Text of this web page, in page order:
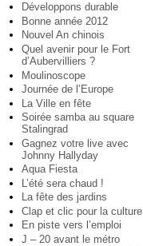
Développons durable
Bonne année 2012
Nouvel An chinois
Quel avenir pour le Fort
d’Aubervilliers ?
Moulinoscope
Journée de l’Europe
La Ville en fête
Soirée samba au square
Stalingrad
Gagnez votre live avec
Johnny Hallyday
Aqua Fiesta
L’été sera chaud !
La fête des jardins
Clap et clic pour la culture
En piste vers l’emploi
J – 20 avant le métro